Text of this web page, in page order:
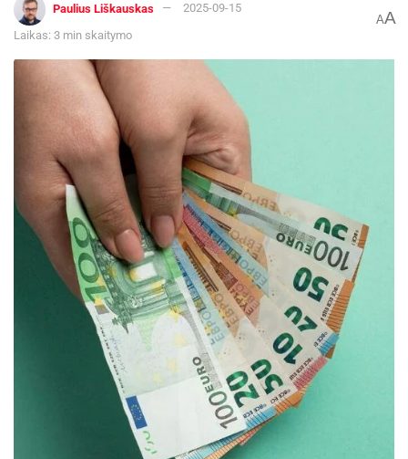
Paulius Liškauskas
2025-09-15
Laikas: 3 min skaitymo
AA